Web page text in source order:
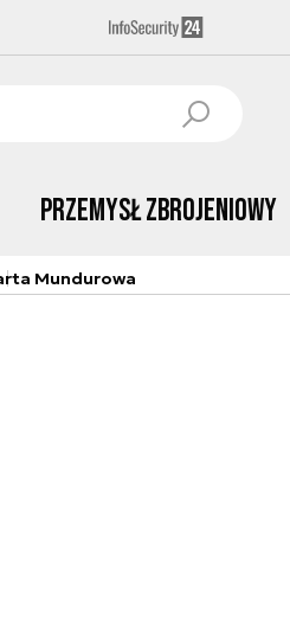
Przemysł Zbrojeniowy
Mundurowa